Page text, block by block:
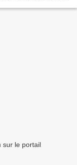
sur le portail